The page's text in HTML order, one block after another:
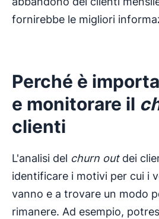
fornirebbe le migliori
Perché è
e monitorare il
clienti
L'analisi del churn outdei
identificare i motivi per cui i
vanno e a trovare un modo
rimanere. Ad esempio,